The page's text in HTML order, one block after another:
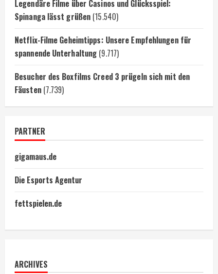
Legendäre Filme über Casinos und Glücksspiel:
Spinanga lässt grüßen (15.540)
Netflix-Filme Geheimtipps: Unsere Empfehlungen für
spannende Unterhaltung (9.717)
Besucher des Boxfilms Creed 3 prügeln sich mit den
Fäusten (7.739)
PARTNER
gigamaus.de
Die Esports Agentur
fettspielen.de
ARCHIVES